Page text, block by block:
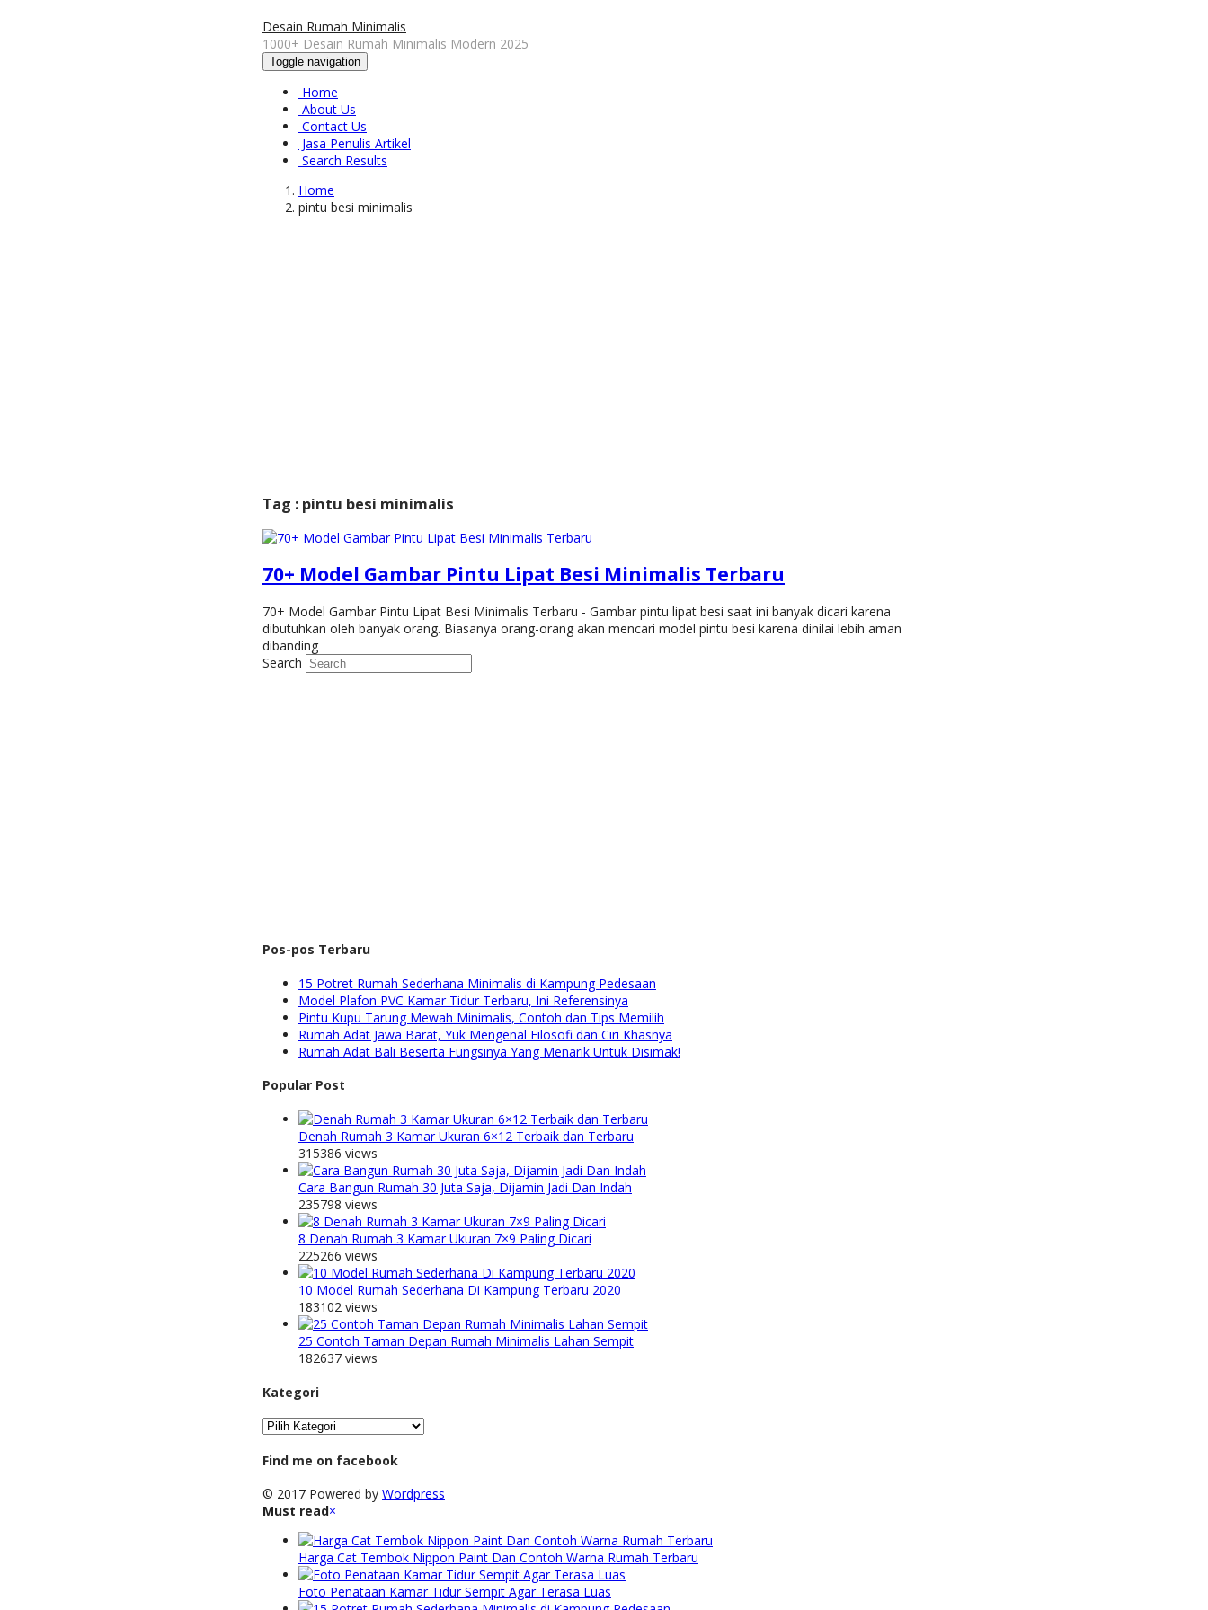
Desain Rumah Minimalis
1000+ Desain Rumah Minimalis Modern 2025
Toggle navigation
Home
About Us
Contact Us
Jasa Penulis Artikel
Search Results
Home
pintu besi minimalis
Tag : pintu besi minimalis
70+ Model Gambar Pintu Lipat Besi Minimalis Terbaru
70+ Model Gambar Pintu Lipat Besi Minimalis Terbaru - Gambar pintu lipat besi saat ini banyak dicari karena
dibutuhkan oleh banyak orang. Biasanya orang-orang akan mencari model pintu besi karena dinilai lebih aman
dibanding
Search
Pos-pos Terbaru
15 Potret Rumah Sederhana Minimalis di Kampung Pedesaan
Model Plafon PVC Kamar Tidur Terbaru, Ini Referensinya
Pintu Kupu Tarung Mewah Minimalis, Contoh dan Tips Memilih
Rumah Adat Jawa Barat, Yuk Mengenal Filosofi dan Ciri Khasnya
Rumah Adat Bali Beserta Fungsinya Yang Menarik Untuk Disimak!
Popular Post
Denah Rumah 3 Kamar Ukuran 6×12 Terbaik dan Terbaru
315386 views
Cara Bangun Rumah 30 Juta Saja, Dijamin Jadi Dan Indah
235798 views
8 Denah Rumah 3 Kamar Ukuran 7×9 Paling Dicari
225266 views
10 Model Rumah Sederhana Di Kampung Terbaru 2020
183102 views
25 Contoh Taman Depan Rumah Minimalis Lahan Sempit
182637 views
Kategori
Kategori
Find me on facebook
© 2017 Powered by Wordpress
Must read×
Harga Cat Tembok Nippon Paint Dan Contoh Warna Rumah Terbaru
Foto Penataan Kamar Tidur Sempit Agar Terasa Luas